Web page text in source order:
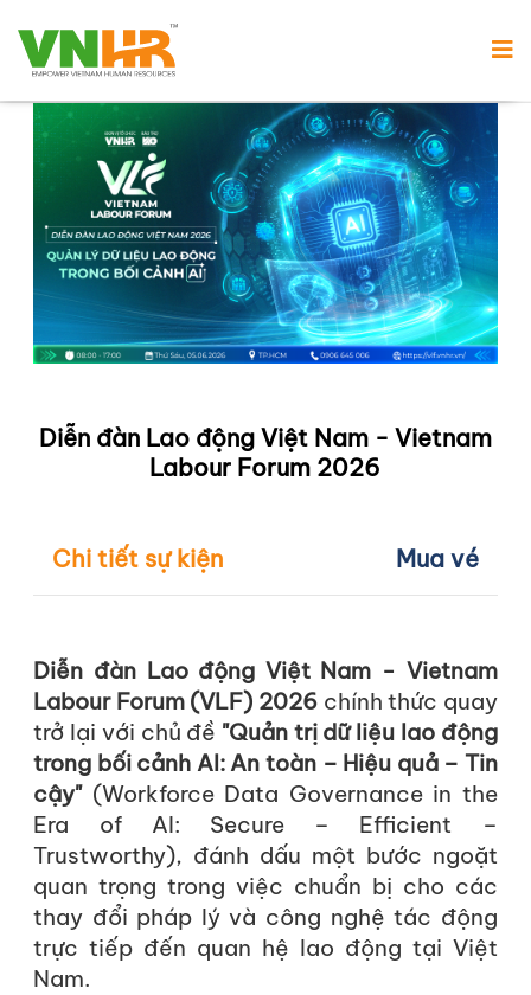
Diễn đàn Lao động Việt Nam - Vietnam
Labour Forum 2026
Chi tiết sự kiện Mua vé
Diễn đàn Lao động Việt Nam - Vietnam
Labour Forum (VLF) 2026 chính thức quay
trở lại với chủ đề "Quản trị dữ liệu lao động
trong bối cảnh AI: An toàn – Hiệu quả – Tin
cậy"(Workforce Data Governance in the
Era of AI: Secure – Efficient –
Trustworthy), đánh dấu một bước ngoặt
quan trọng trong việc chuẩn bị cho các
thay đổi pháp lý và công nghệ tác động
trực tiếp đến quan hệ lao động tại Việt
Nam.